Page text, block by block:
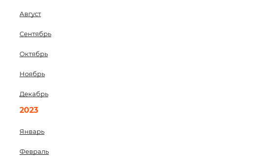
Август
Сентябрь
Октябрь
Ноябрь
Декабрь
2023
Январь
Февраль